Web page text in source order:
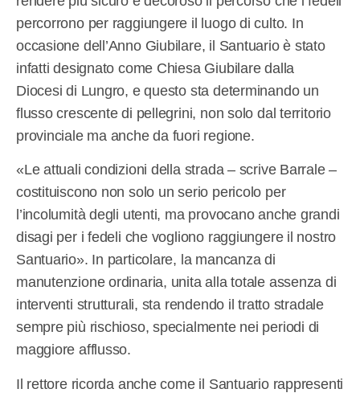
percorrono per raggiungere il luogo di culto. In
occasione dell’Anno Giubilare, il Santuario è stato
infatti designato come Chiesa Giubilare dalla
Diocesi di Lungro, e questo sta determinando un
flusso crescente di pellegrini, non solo dal territorio
provinciale ma anche da fuori regione.
«Le attuali condizioni della strada – scrive Barrale –
costituiscono non solo un serio pericolo per
l’incolumità degli utenti, ma provocano anche grandi
disagi per i fedeli che vogliono raggiungere il nostro
Santuario». In particolare, la mancanza di
manutenzione ordinaria, unita alla totale assenza di
interventi strutturali, sta rendendo il tratto stradale
sempre più rischioso, specialmente nei periodi di
maggiore afflusso.
Il rettore ricorda anche come il Santuario rappresenti